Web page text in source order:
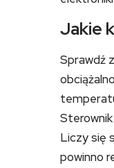
Jakie
Sprawdź
Liczy się
powinno